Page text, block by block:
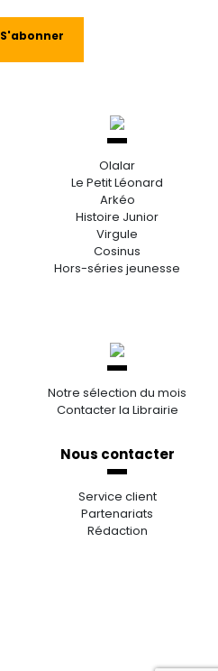
S'abonner
Olalar
Le Petit Léonard
Arkéo
Histoire Junior
Virgule
Cosinus
Hors-séries jeunesse
Notre sélection du mois
Contacter la Librairie
Nous contacter
Service client
Partenariats
Rédaction